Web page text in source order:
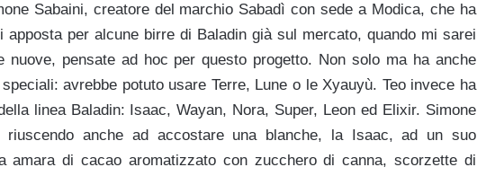
Sabaini, creatore del marchio Sabadì con sede a Modica, che ha
apposta per alcune birre di Baladin già sul mercato, quando mi sarei
nuove, pensate ad hoc per questo progetto. Non solo ma ha anche
avrebbe potuto usare Terre, Lune o le Xyauyù. Teo invece ha
linea Baladin: Isaac, Wayan, Nora, Super, Leon ed Elixir. Simone
riuscendo anche ad accostare una blanche, la Isaac, ad un suo
amara di cacao aromatizzato con zucchero di canna, scorzette di